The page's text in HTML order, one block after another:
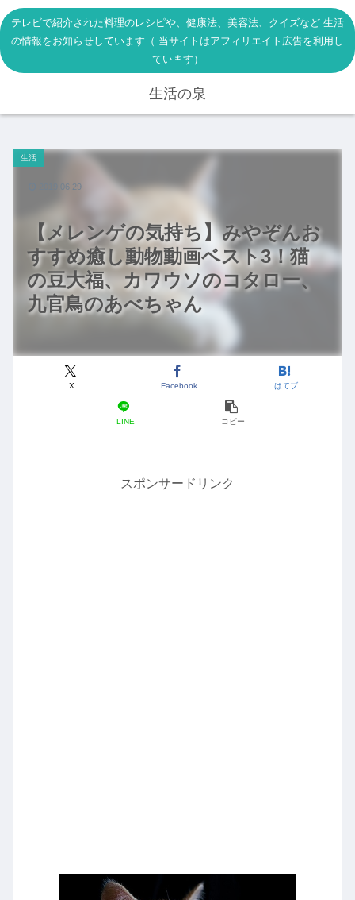
テレビで紹介された料理のレシピや、健康法、美容法、クイズなど 生活
の情報をお知らせしています（ 当サイトはアフィリエイト広告を利用し
ています）
生活の泉
【メレンゲの気持ち】みやぞんお
すすめ癒し動物動画ベスト3！猫
の豆大福、カワウソのコタロー、
九官鳥のあべちゃん
生活
X Facebook はてブ
LINE コピー
2019.06.29
スポンサードリンク